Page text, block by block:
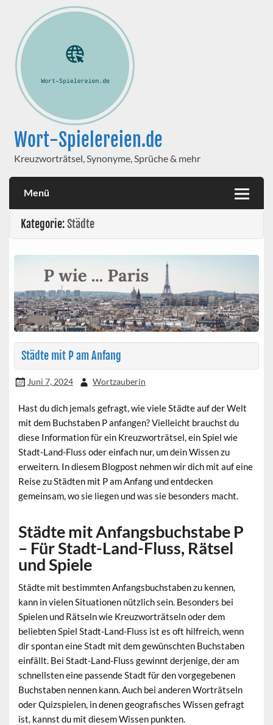
Wort-Spielereien.de
Kreuzworträtsel, Synonyme, Sprüche & mehr
Menü
Kategorie:Städte
Städte mit P am Anfang
Juni 7, 2024 Wortzauberin
Hast du dich jemals gefragt, wie viele Städte auf der Welt
mit dem Buchstaben P anfangen? Vielleicht brauchst du
diese Information für ein Kreuzworträtsel, ein Spiel wie
Stadt-Land-Fluss oder einfach nur, um dein Wissen zu
erweitern. In diesem Blogpost nehmen wir dich mit auf eine
Reise zu Städten mit P am Anfang und entdecken
gemeinsam, wo sie liegen und was sie besonders macht.
Städte mit Anfangsbuchstabe P
– Für Stadt-Land-Fluss, Rätsel
und Spiele
Städte mit bestimmten Anfangsbuchstaben zu kennen,
kann in vielen Situationen nützlich sein. Besonders bei
Spielen und Rätseln wie Kreuzworträtseln oder dem
beliebten Spiel Stadt-Land-Fluss ist es oft hilfreich, wenn
dir spontan eine Stadt mit dem gewünschten Buchstaben
einfällt. Bei Stadt-Land-Fluss gewinnt derjenige, der am
schnellsten eine passende Stadt für den vorgegebenen
Buchstaben nennen kann. Auch bei anderen Worträtseln
oder Quizspielen, in denen geografisches Wissen gefragt
ist, kannst du mit diesem Wissen punkten.